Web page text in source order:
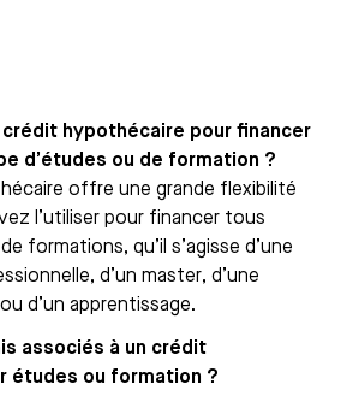
hypothécaire pour financer
d’études ou de formation ?
offre une grande flexibilité
l’utiliser pour financer tous
formations, qu’il s’agisse d’une
d’un master, d’une
d’un apprentissage.
associés à un crédit
études ou formation ?